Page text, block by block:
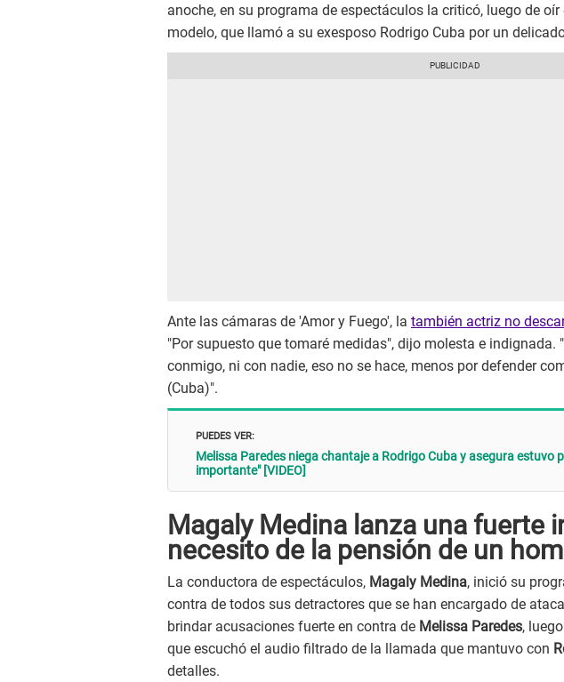
anoche, en su programa de espectáculos la criticó, luego de
modelo, que llamó a su exesposo Rodrigo Cuba por un
Ante las cámaras de 'Amor y Fuego', la también actriz no
"Por supuesto que tomaré medidas", dijo molesta e indignada.
conmigo, ni con nadie, eso no se hace, menos por defender
(Cuba)".
PUEDES VER:
Melissa Paredes niega chantaje a Rodrigo Cuba y asegura estuvo
importante" [VIDEO]
Magaly Medina lanza una fuerte
necesito de la pensión de un
La conductora de espectáculos, Magaly Medina, inició su
contra de todos sus detractores que se han encargado de
brindar acusaciones fuerte en contra de Melissa Paredes,
que escuchó el audio filtrado de la llamada que mantuvo con
detalles.